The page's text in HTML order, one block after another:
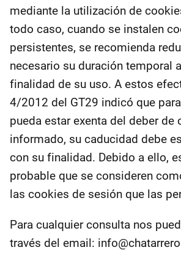
mediante la utilización de
todo caso, cuando se instalen
persistentes, se recomienda
necesario su duración temporal
finalidad de su uso. A estos
4/2012 del GT29 indicó que
pueda estar exenta del deber de
informado, su caducidad debe
con su finalidad. Debido a ello,
probable que se consideren
las cookies de sesión que las
Para cualquier consulta nos
través del email: